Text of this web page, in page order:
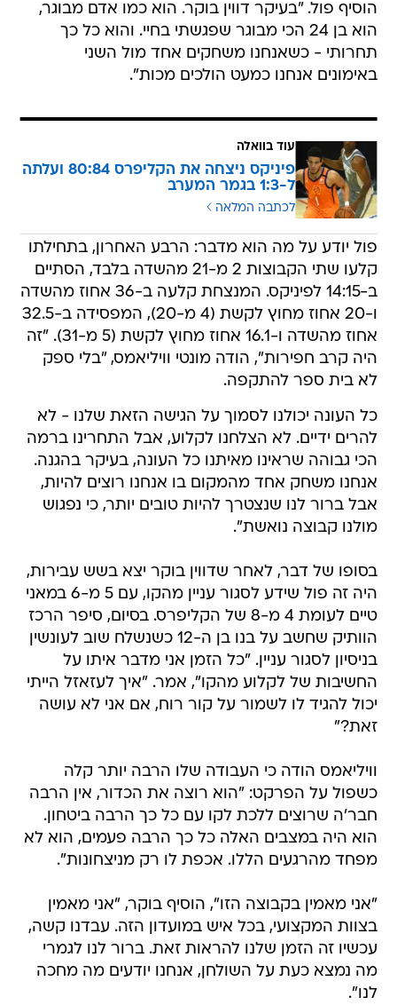
הוסיף פול. "בעיקר דווין בוקר. הוא כמו אדם מבוגר,
הוא בן 24 הכי מבוגר שפגשתי בחיי. והוא כל כך
תחרותי - כשאנחנו משחקים אחד מול השני
באימונים אנחנו כמעט הולכים מכות".
עוד בוואלה
פיניקס ניצחה את הקליפרס 80:84 ועלתה
ל-1:3 בגמר המערב
לכתבה המלאה
פול יודע על מה הוא מדבר: הרבע האחרון, בתחילתו
קלעו שתי הקבוצות 2 מ-21 מהשדה בלבד, הסתיים
ב-14:15 לפיניקס. המנצחת קלעה ב-36 אחוז מהשדה
ו-20 אחוז מחוץ לקשת (4 מ-20), המפסידה ב-32.5
אחוז מהשדה ו-16.1 אחוז מחוץ לקשת (5 מ-31). "זה
היה קרב חפירות", הודה מונטי וויליאמס, "בלי ספק
לא בית ספר להתקפה.
כל העונה יכולנו לסמוך על הגישה הזאת שלנו - לא
להרים ידיים. לא הצלחנו לקלוע, אבל התחרינו ברמה
הכי גבוהה שראינו מאיתנו כל העונה, בעיקר בהגנה.
אנחנו משחק אחד מהמקום בו אנחנו רוצים להיות,
אבל ברור לנו שנצטרך להיות טובים יותר, כי נפגוש
מולנו קבוצה נואשת".
בסופו של דבר, לאחר שדווין בוקר יצא בשש עבירות,
היה זה פול שידע לסגור עניין מהקו, עם 5 מ-6 במאני
טיים לעומת 4 מ-8 של הקליפרס. בסיום, סיפר הרכז
הוותיק שחשב על בנו בן ה-12 כשנשלח שוב לעונשין
בניסיון לסגור עניין. "כל הזמן אני מדבר איתו על
החשיבות של לקלוע מהקו", אמר. "איך לעזאזל הייתי
יכול להגיד לו לשמור על קור רוח, אם אני לא עושה
זאת?"
וויליאמס הודה כי העבודה שלו הרבה יותר קלה
כשפול על הפרקט: "הוא רוצה את הכדור, אין הרבה
חבר'ה שרוצים ללכת לקו עם כל כך הרבה ביטחון.
הוא היה במצבים האלה כל כך הרבה פעמים, הוא לא
מפחד מהרגעים הללו. אכפת לו רק מניצחונות".
"אני מאמין בקבוצה הזו", הוסיף בוקר, "אני מאמין
בצוות המקצועי, בכל איש במועדון הזה. עבדנו קשה,
עכשיו זה הזמן שלנו להראות זאת. ברור לנו לגמרי
מה נמצא כעת על השולחן, אנחנו יודעים מה מחכה
לנו".